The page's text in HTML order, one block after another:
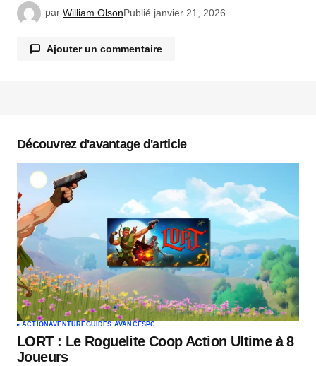
par William OlsonPublié janvier 21, 2026
Ajouter un commentaire
Commentaire*
Votre nom
Votre e-mail*
Envoyer un commentaire
Découvrez d'avantage d'article
ACTIONAVENTUREGUIDES AVANCÉS PC
LORT : Le Roguelite Coop Action Ultime à 8
Joueurs